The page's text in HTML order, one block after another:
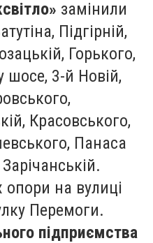
замінили
Підгірній,
Горького,
шосе, 3-й Новій,
Красовського,
Панаса
опори на вулиці
Перемоги.
підприємства